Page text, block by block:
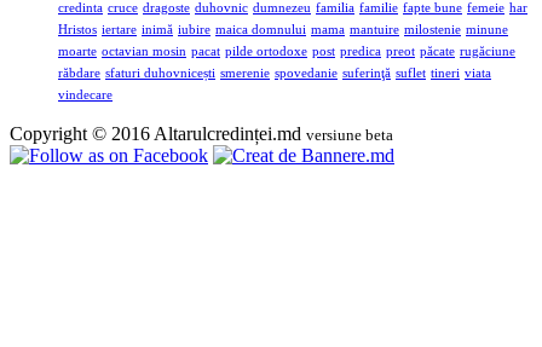
credinta cruce dragoste duhovnic dumnezeu familia familie fapte bune femeie har
Hristos iertare inimă iubire maica domnului mama mantuire milostenie minune
moarte octavian mosin pacat pilde ortodoxe post predica preot păcate rugăciune
răbdare sfaturi duhovnicești smerenie spovedanie suferinţă suflet tineri viata
vindecare
Copyright © 2016 Altarulcredinței.md versiune beta